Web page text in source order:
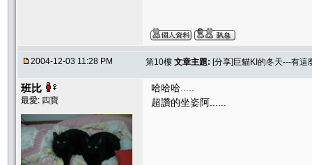
2004-12-03 11:28 PM 第10樓 文章主題: [分享]巨貓KI的冬天---有這
班比
最愛: 四寶
哈哈哈.....
超讚的坐姿阿......